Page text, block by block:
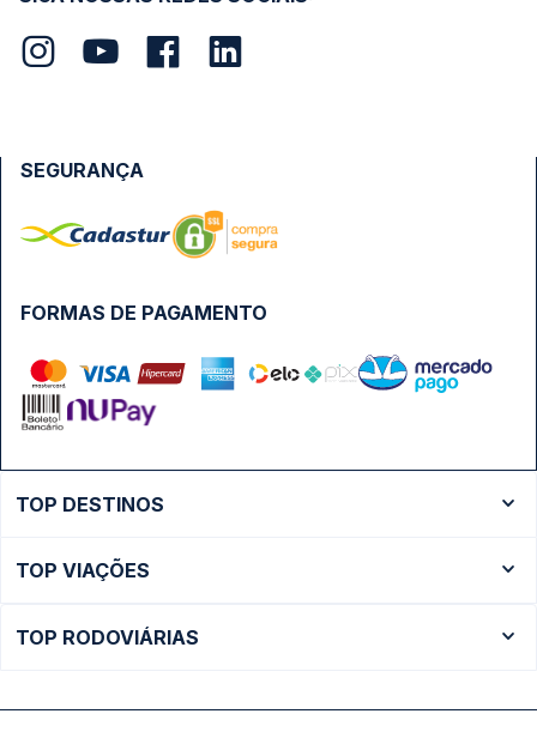
FORMAS DE PAGAMENTO
SEGURANÇA
TOP DESTINOS
Ônibus São Paulo
TOP VIAÇÕES
TOP RODOVIÁRIAS